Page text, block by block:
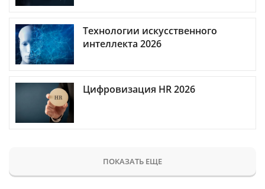
Технологии искусственного
интеллекта 2026
Цифровизация HR 2026
ПОКАЗАТЬ ЕЩЕ